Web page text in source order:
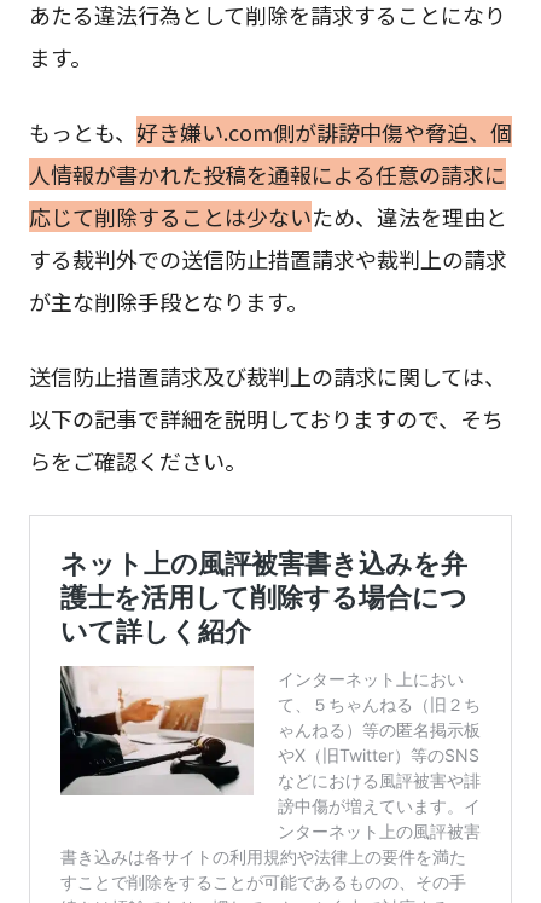
あたる違法行為として削除を請求することになり
ます。
もっとも、 好き嫌い.com側が誹謗中傷や脅迫、個
人情報が書かれた投稿を通報による任意の請求に
応じて削除することは少ないため、違法を理由と
する裁判外での送信防止措置請求や裁判上の請求
が主な削除手段となります。
送信防止措置請求及び裁判上の請求に関しては、
以下の記事で詳細を説明しておりますので、そち
らをご確認ください。